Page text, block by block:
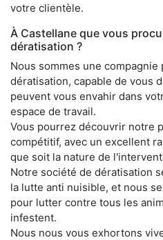
votre clientèle.
À Castellane que vous
dératisation ?
Nous sommes une
dératisation, capable de vous
peuvent vous envahir dans
espace de travail.
Vous pourrez découvrir notre
compétitif, avec un excellent
que soit la nature de
Notre société de dératisation
la lutte anti nuisible, et nous
pour lutter contre tous les
infestent.
Nous nous vous exhortons